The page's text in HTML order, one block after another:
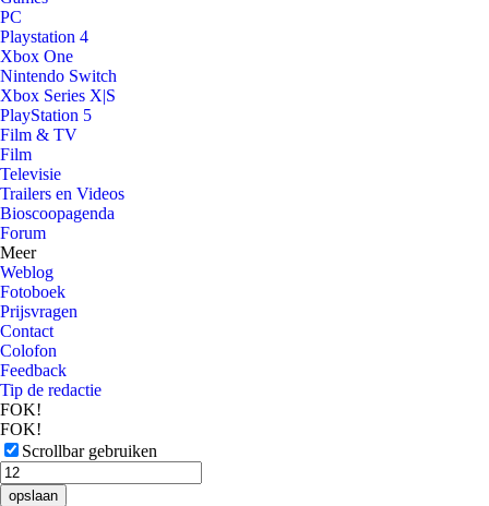
PC
Playstation 4
Xbox One
Nintendo Switch
Xbox Series X|S
PlayStation 5
Film & TV
Film
Televisie
Trailers en Videos
Bioscoopagenda
Forum
Meer
Weblog
Fotoboek
Prijsvragen
Contact
Colofon
Feedback
Tip de redactie
FOK!
FOK!
Scrollbar gebruiken
opslaan